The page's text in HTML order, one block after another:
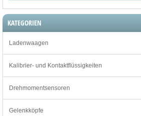
KATEGORIEN
Ladenwaagen
Kalibrier- und Kontaktflüssigkeiten
Drehmomentsensoren
Gelenkköpfe